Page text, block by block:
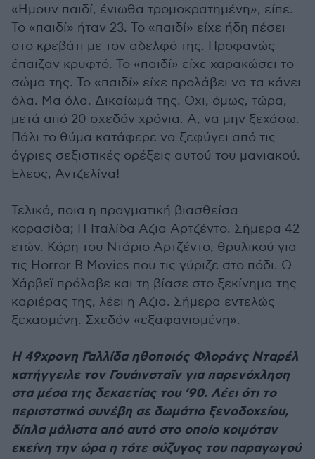
«Ημουν παιδί, ένιωθα τρομοκρατημένη», είπε.
Το «παιδί» ήταν 23. Το «παιδί» είχε ήδη πέσει
στο κρεβάτι με τον αδελφό της. Προφανώς
έπαιζαν κρυφτό. Το «παιδί» είχε χαρακώσει το
σώμα της. Το «παιδί» είχε προλάβει να τα κάνει
όλα. Μα όλα. Δικαίωμά της. Οχι, όμως, τώρα,
μετά από 20 σχεδόν χρόνια. Α, να μην ξεχάσω.
Πάλι το θύμα κατάφερε να ξεφύγει από τις
άγριες σεξιστικές ορέξεις αυτού του μανιακού.
Ελεος, Αντζελίνα!
Τελικά, ποια η πραγματική βιασθείσα
κορασίδα; Η Ιταλίδα Αζια Αρτζέντο. Σήμερα 42
ετών. Κόρη του Ντάριο Αρτζέντο, θρυλικού για
τις Horror B Movies που τις γύριζε στο πόδι. Ο
Χάρβεϊ πρόλαβε και τη βίασε στο ξεκίνημα της
καριέρας της, λέει η Αζια. Σήμερα εντελώς
ξεχασμένη. Σχεδόν «εξαφανισμένη».
Η 49χρονη Γαλλίδα ηθοποιός Φλοράνς Νταρέλ
κατήγγειλε τον Γουάινσταϊν για παρενόχληση
στα μέσα της δεκαετίας του ’90. Λέει ότι το
περιστατικό συνέβη σε δωμάτιο ξενοδοχείου,
δίπλα μάλιστα από αυτό στο οποίο κοιμόταν
εκείνη την ώρα η τότε σύζυγος του παραγωγού